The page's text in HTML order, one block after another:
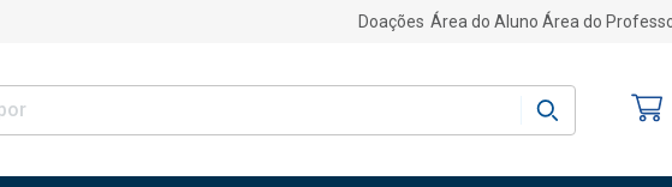
Doações Área do Aluno Área do